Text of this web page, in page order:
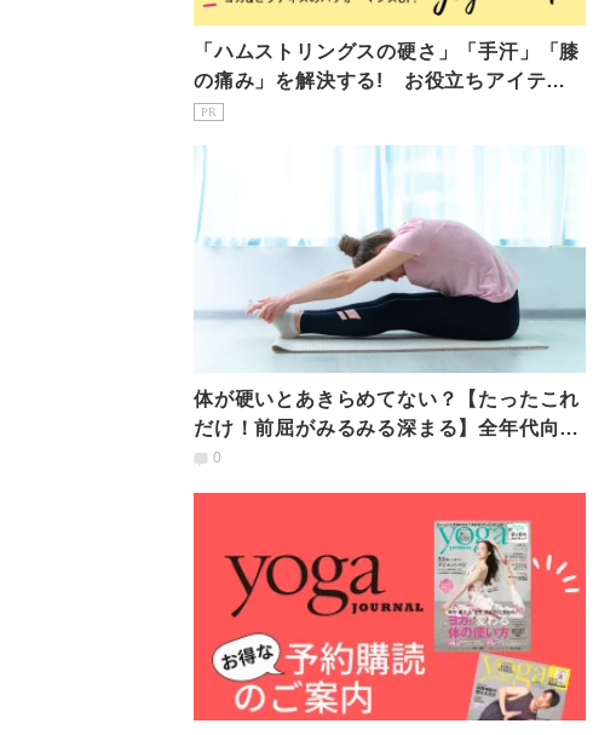
「ハムストリングスの硬さ」「手汗」「膝
の痛み」を解決する! お役立ちアイテム4
選
PR
体が硬いとあきらめてない？【たったこれ
だけ！前屈がみるみる深まる】全年代向け
お尻歩きストレッチ
0